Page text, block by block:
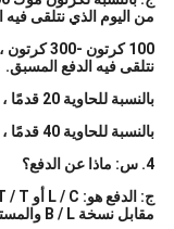
من اليوم الذي نتلقى فيه
نتلقى فيه الدفع المسبق.
بالنسبة للحاوية 20 قدمًا ، يمكن شحنها في غضون 20 يومًا
بالنسبة للحاوية 40 قدمًا ، يمكن شحنها في غضون 30 يومًا
4. س: ماذا عن الدفع؟
مقابل نسخة B / L والمستندات الأخرى ؛ D / A